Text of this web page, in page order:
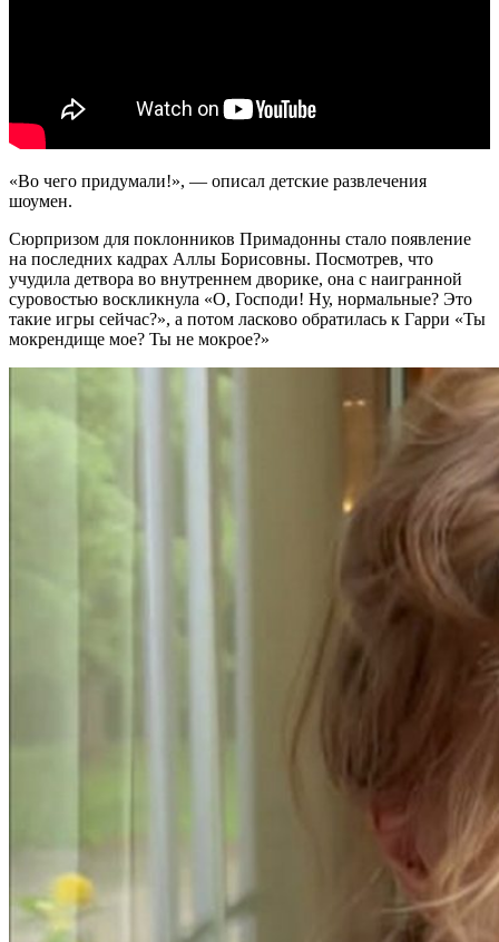
«Во чего придумали!», — описал детские развлечения
шоумен.
Сюрпризом для поклонников Примадонны стало появление
на последних кадрах Аллы Борисовны. Посмотрев, что
учудила детвора во внутреннем дворике, она с наигранной
суровостью воскликнула «О, Господи! Ну, нормальные? Это
такие игры сейчас?», а потом ласково обратилась к Гарри «Ты
мокрендище мое? Ты не мокрое?»